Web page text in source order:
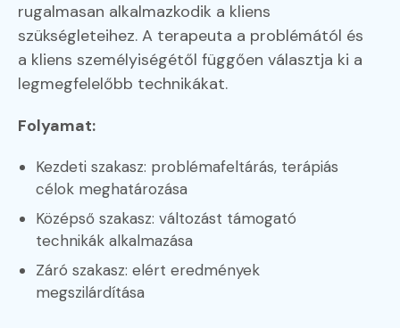
rugalmasan alkalmazkodik a kliens
szükségleteihez. A terapeuta a problémától és
a kliens személyiségétől függően választja ki a
legmegfelelőbb technikákat.
Folyamat:
Kezdeti szakasz: problémafeltárás, terápiás
célok meghatározása
Középső szakasz: változást támogató
technikák alkalmazása
Záró szakasz: elért eredmények
megszilárdítása